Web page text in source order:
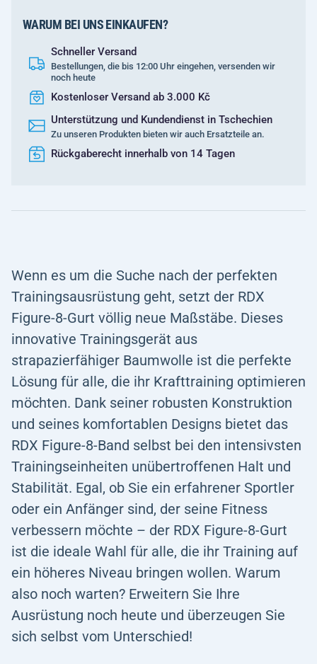
WARUM BEI UNS EINKAUFEN?
Schneller Versand
Bestellungen, die bis 12:00 Uhr eingehen, versenden wir
noch heute
Kostenloser Versand ab 3.000 Kč
Unterstützung und Kundendienst in Tschechien
Zu unseren Produkten bieten wir auch Ersatzteile an.
Rückgaberecht innerhalb von 14 Tagen
Wenn es um die Suche nach der perfekten
Trainingsausrüstung geht, setzt der RDX
Figure-8-Gurt völlig neue Maßstäbe. Dieses
innovative Trainingsgerät aus
strapazierfähiger Baumwolle ist die perfekte
Lösung für alle, die ihr Krafttraining optimieren
möchten. Dank seiner robusten Konstruktion
und seines komfortablen Designs bietet das
RDX Figure-8-Band selbst bei den intensivsten
Trainingseinheiten unübertroffenen Halt und
Stabilität. Egal, ob Sie ein erfahrener Sportler
oder ein Anfänger sind, der seine Fitness
verbessern möchte – der RDX Figure-8-Gurt
ist die ideale Wahl für alle, die ihr Training auf
ein höheres Niveau bringen wollen. Warum
also noch warten? Erweitern Sie Ihre
Ausrüstung noch heute und überzeugen Sie
sich selbst vom Unterschied!